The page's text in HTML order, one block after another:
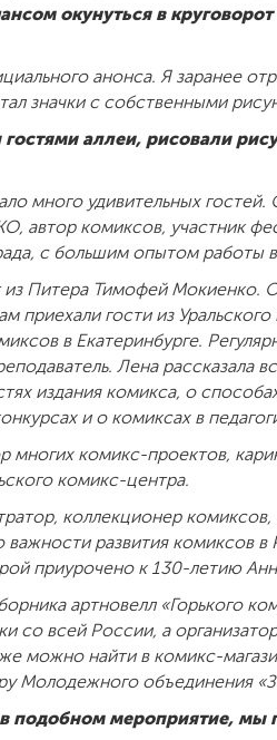
окунуться в
анонса. Я заранее
значки с собственными
аллеи, рисовали
много удивительных гостей.
автор комиксов, участник
с большим опытом работы
Питера Тимофей Мокиенко.
приехали гости из
в Екатеринбурге.
Лена рассказала
издания комикса, о
и о комиксах в
комикс-проектов,
комикс-центра.
коллекционер
развития комиксов в
приурочено к 130-летию
артновелл «Горького
со всей России, а
можно найти в комикс-
Молодежного объединения
подобном мероприятие, мы